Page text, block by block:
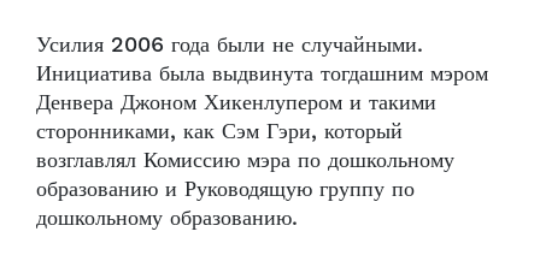
Усилия 2006 года были не случайными.
Инициатива была выдвинута тогдашним мэром
Денвера Джоном Хикенлупером и такими
сторонниками, как Сэм Гэри, который
возглавлял Комиссию мэра по дошкольному
образованию и Руководящую группу по
дошкольному образованию.